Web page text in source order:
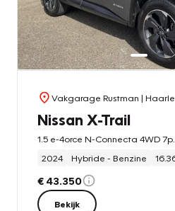
Vakgarage Rustman |
Nissan X-Trail
1.5 e-4orce N-Connecta 4WD 7p.
2024
Hybride - Benzine
€ 43.350
Bekijk